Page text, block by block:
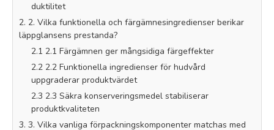
duktilitet
2. 2. Vilka funktionella och färgämnesingredienser berikar
läppglansens prestanda?
2.1 2.1 Färgämnen ger mångsidiga färgeffekter
2.2 2.2 Funktionella ingredienser för hudvård
uppgraderar produktvärdet
2.3 2.3 Säkra konserveringsmedel stabiliserar
produktkvaliteten
3. 3. Vilka vanliga förpackningskomponenter matchas med